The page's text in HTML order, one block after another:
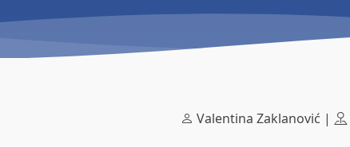
Valentina Zaklanović |